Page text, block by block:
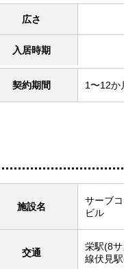
広さ
入居時期
契約期間 1〜12か
施設名
サーブ
ビル
交通
栄駅(8
線伏見